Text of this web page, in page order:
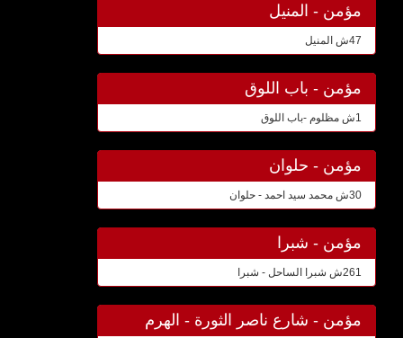
مؤمن - المنيل
47ش المنيل
مؤمن - باب اللوق
1ش مظلوم -باب اللوق
مؤمن - حلوان
30ش محمد سيد احمد - حلوان
مؤمن - شبرا
261ش شبرا الساحل - شبرا
مؤمن - شارع ناصر الثورة - الهرم